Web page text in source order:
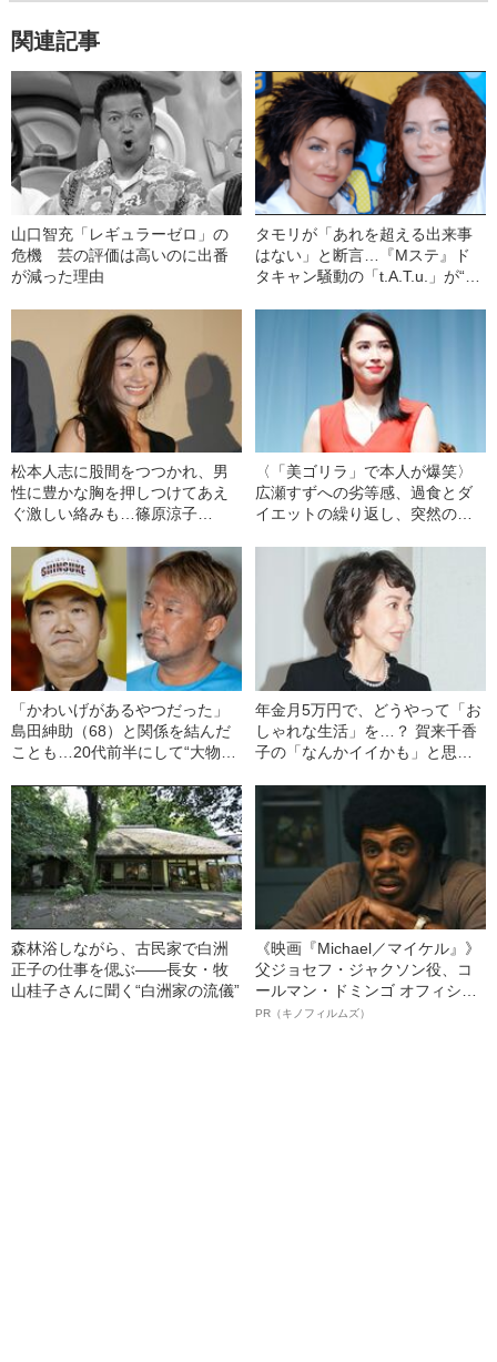
関連記事
山口智充「レギュラーゼロ」の
危機 芸の評価は高いのに出番
が減った理由
タモリが「あれを超える出来事
はない」と断言…『Mステ』ド
タキャン騒動の「t.A.T.u.」が“ロ
松本人志に股間をつつかれ、男
性に豊かな胸を押しつけてあえ
ぐ激しい絡みも…篠原涼子
優人生
〈「美ゴリラ」で本人が爆笑〉
広瀬すずへの劣等感、過食とダ
イエットの繰り返し、突然の休
エンヌになるまで”
「かわいげがあるやつだった」
島田紳助（68）と関係を結んだ
ことも…20代前半にして“大物芸
（52）のビジネス手腕」
年金月5万円で、どうやって「お
しゃれな生活」を…？ 賀来千香
子の「なんかイイかも」と思わ
レビ健康診断」
森林浴しながら、古民家で白洲
正子の仕事を偲ぶ――長女・牧
山桂子さんに聞く“白洲家の流儀”
《映画『Michael／マイケル』》
父ジョセフ・ジャクソン役、コ
ールマン・ドミンゴ オフィシャ
ルインタビュー“観客を魅了した
PR（キノフィルムズ）